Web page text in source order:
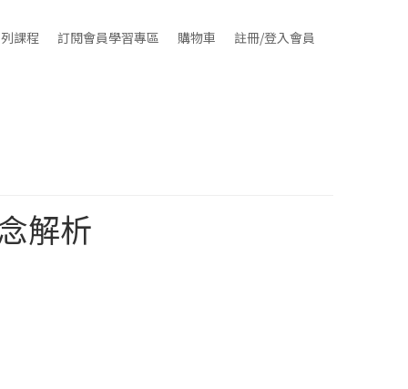
課程 訂閱會員學習專區 購物車 註冊/登入會員
解析